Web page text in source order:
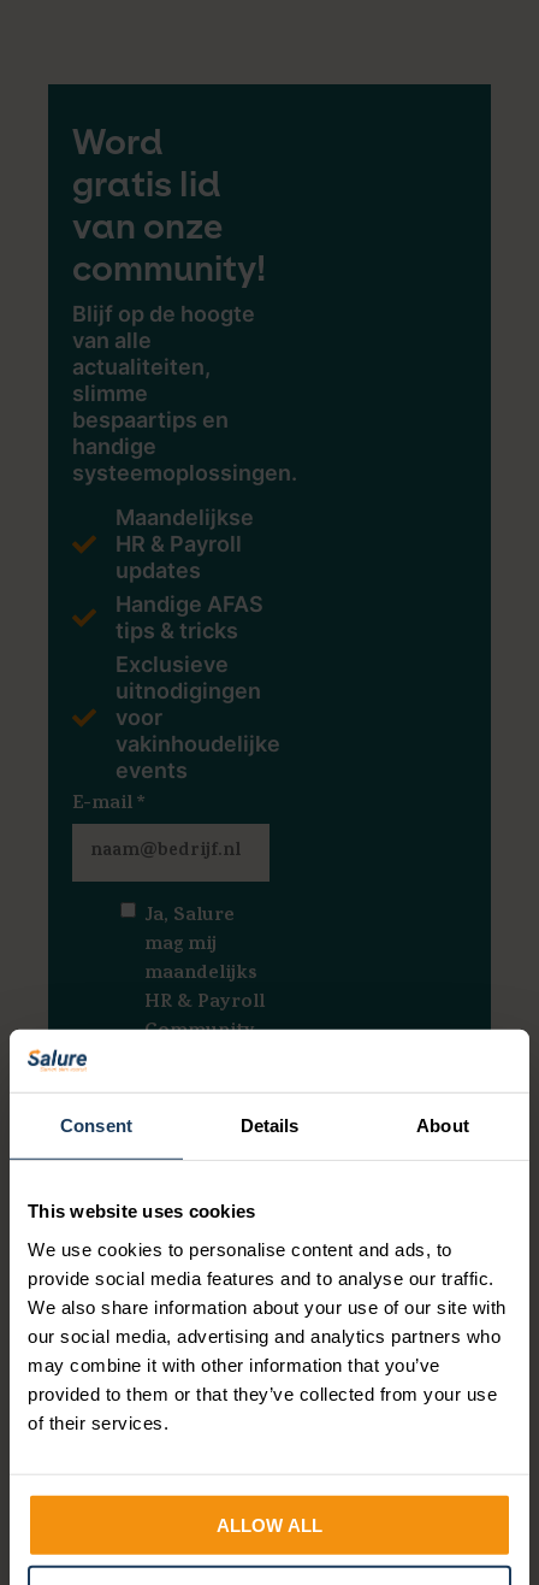
Consent Details About
This website uses cookies
We use cookies to personalise content and ads, to
provide social media features and to analyse our traffic.
We also share information about your use of our site with
our social media, advertising and analytics partners who
may combine it with other information that you’ve
provided to them or that they’ve collected from your use
of their services.
ALLOW ALL
Word
gratis lid
van onze
community!
Blijf op de hoogte
van alle
actualiteiten,
slimme
bespaartips en
handige
systeemoplossingen.
Maandelijkse
HR & Payroll
updates
Handige AFAS
tips & tricks
Exclusieve
uitnodigingen
voor
vakinhoudelijke
events
E-mail*
Ja, Salure
mag mij
maandelijks
HR & Payroll
Community
sturen.*
Ja, Salure mag
mijn
verwerken en
opslaan.*
3.000+ mensen
gingen je al voor!